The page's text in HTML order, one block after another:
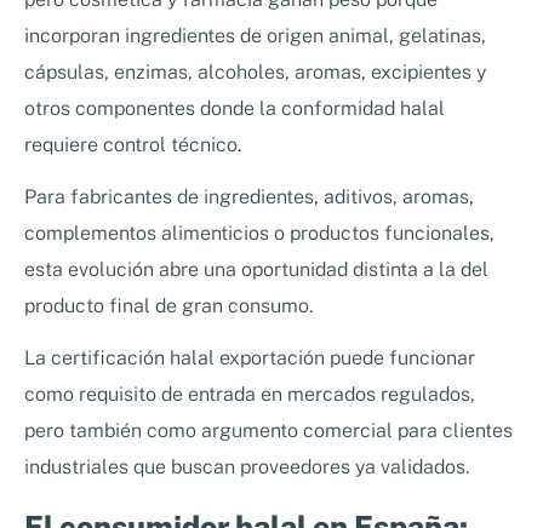
incorporan ingredientes de origen animal, gelatinas,
cápsulas, enzimas, alcoholes, aromas, excipientes y
otros componentes donde la conformidad halal
requiere control técnico.
Para fabricantes de ingredientes, aditivos, aromas,
complementos alimenticios o productos funcionales,
esta evolución abre una oportunidad distinta a la del
producto final de gran consumo.
La certificación halal exportación puede funcionar
como requisito de entrada en mercados regulados,
pero también como argumento comercial para clientes
industriales que buscan proveedores ya validados.